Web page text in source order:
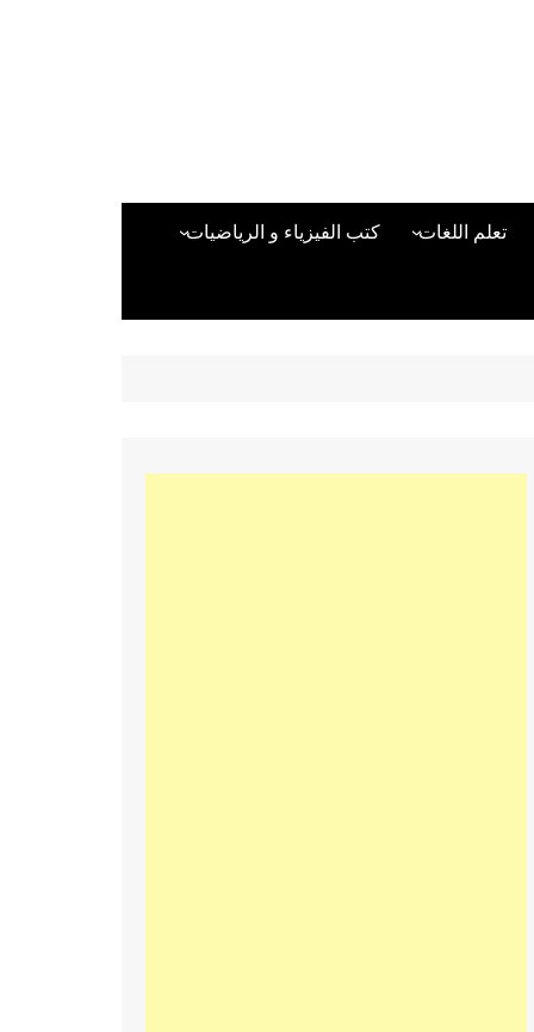
تعلم اللغات
تعلم اللغة التركية
كتب الفيزياء و الرياضيات
كتب لغات البرمجة